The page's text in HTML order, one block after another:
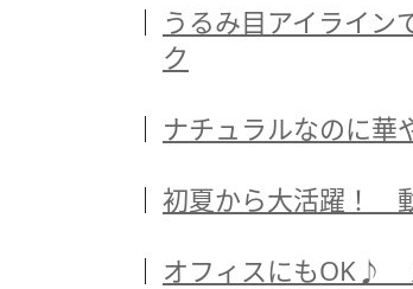
うるみ目アイライ
ク
ナチュラルなのに
初夏から大活躍！
オフィスにもOK♪